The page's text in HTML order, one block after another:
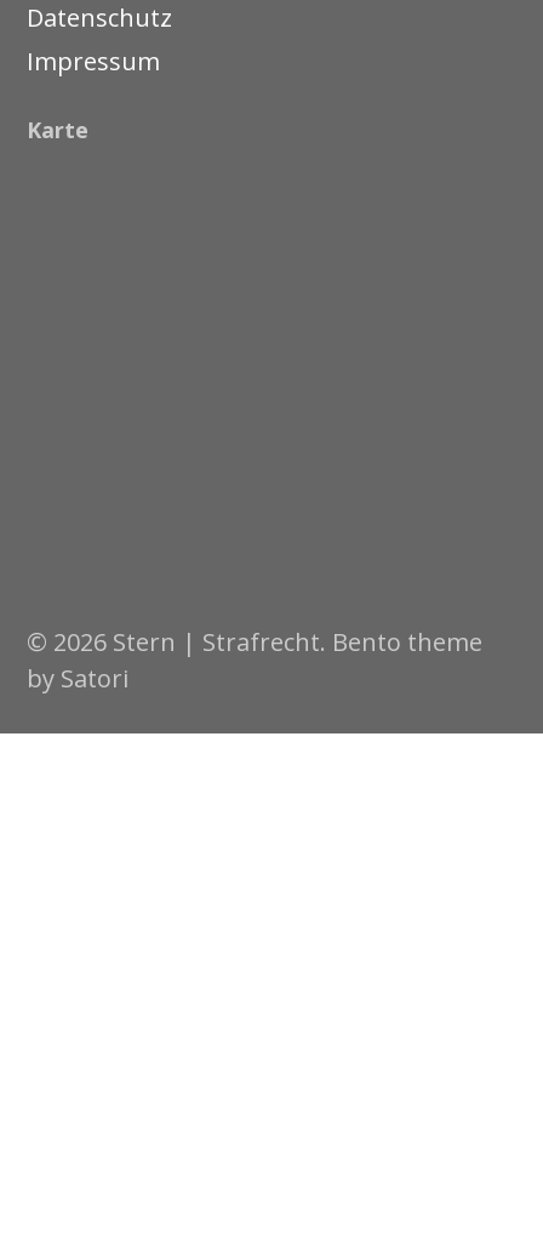
Datenschutz
Impressum
Karte
© 2026 Stern | Strafrecht. Bento theme
by Satori